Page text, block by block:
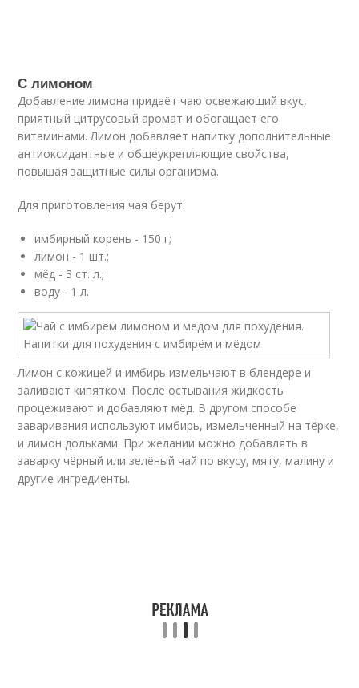
С лимоном
Добавление лимона придаёт чаю освежающий вкус,
приятный цитрусовый аромат и обогащает его
витаминами. Лимон добавляет напитку дополнительные
антиоксидантные и общеукрепляющие свойства,
повышая защитные силы организма.
Для приготовления чая берут:
имбирный корень - 150 г;
лимон - 1 шт.;
мёд - 3 ст. л.;
воду - 1 л.
Лимон с кожицей и имбирь измельчают в блендере и
заливают кипятком. После остывания жидкость
процеживают и добавляют мёд. В другом способе
заваривания используют имбирь, измельченный на тёрке,
и лимон дольками. При желании можно добавлять в
заварку чёрный или зелёный чай по вкусу, мяту, малину и
другие ингредиенты.